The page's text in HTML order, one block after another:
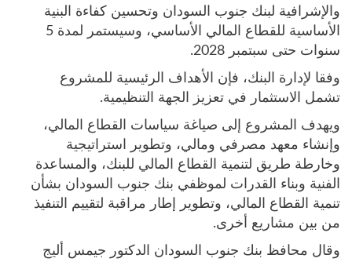
والإشرافية لبنك جنوب السودان وتحسين كفاءة البنية
الأساسية للقطاع المالي الأساسي، وسيستمر لمدة 5
سنوات حتى سبتمبر 2028.
وفقا لإدارة البنك، فإن الأهداف الرئيسية للمشروع
تشمل الاستثمار في تعزيز الجهة التنظيمية.
ويهدف المشروع إلى صياغة سياسات القطاع المالي،
وإنشاء معهد مصرفي ومالي، وتطوير استراتيجية
وخارطة طريق لتنمية القطاع المالي للبنك، والمساعدة
الفنية وبناء القدرات لموظفي بنك جنوب السودان بشأن
تنمية القطاع المالي، وتطوير إطار مراقبة لتقييم التنفيذ
من بين مشاريع أخرى.
وقال محافظ بنك جنوب السودان الدكتور جيمس أليج